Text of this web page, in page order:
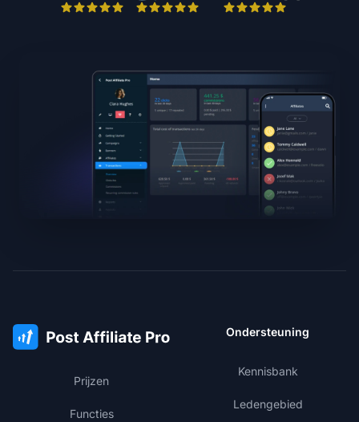
Prijzen
Functies
Ondersteuning
Kennisbank
Ledengebied